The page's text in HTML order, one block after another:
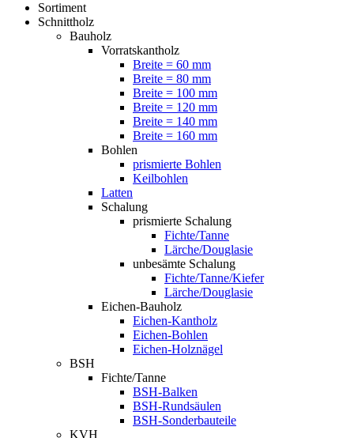
Sortiment
Schnittholz
Bauholz
Vorratskantholz
Breite = 60 mm
Breite = 80 mm
Breite = 100 mm
Breite = 120 mm
Breite = 140 mm
Breite = 160 mm
Bohlen
prismierte Bohlen
Keilbohlen
Latten
Schalung
prismierte Schalung
Fichte/Tanne
Lärche/Douglasie
unbesämte Schalung
Fichte/Tanne/Kiefer
Lärche/Douglasie
Eichen-Bauholz
Eichen-Kantholz
Eichen-Bohlen
Eichen-Holznägel
BSH
Fichte/Tanne
BSH-Balken
BSH-Rundsäulen
BSH-Sonderbauteile
KVH